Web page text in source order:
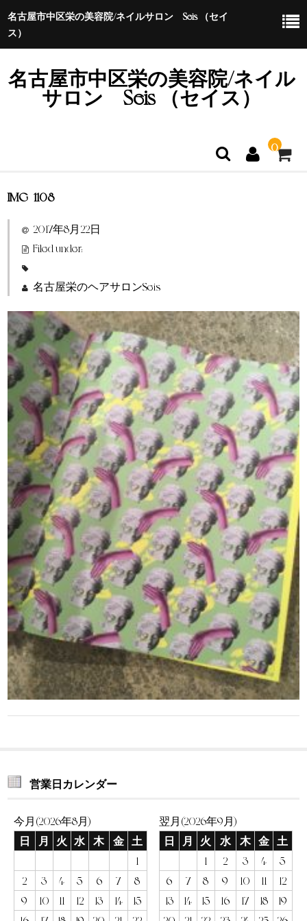
名古屋市中区栄の美容院/ネイルサロン Seis （セイ
ス）
名古屋市中区栄の美容院/ネイル
サロン Seis （セイス）
0
ホーム
特定商取引法に基づく表示
IMG_1108
2017年8月22日
Filed under:
名古屋栄のヘアサロンSeis
営業日カレンダー
今月(2026年8月)
日
月 火 水 木 金
土
1
2
3 4 5 6 7
8
9
10 11 12 13 14
15
翌月(2026年9月)
日
月 火 水 木 金
土
1
2 3 4
5
6
7 8 9 10 11
12
13
14 15 16 17 18
19